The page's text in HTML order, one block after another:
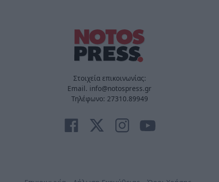
Στοιχεία επικοινωνίας:
Email. info@notospress.gr
Τηλέφωνο: 27310.89949